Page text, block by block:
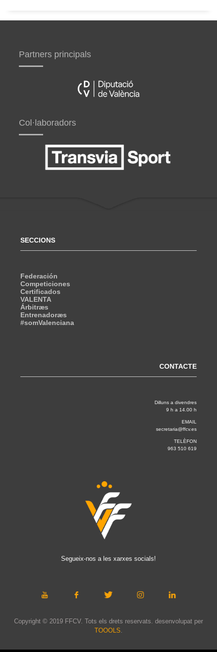
Partners principals
Col·laboradors
SECCIONS
Federación
Competiciones
Certificados
VALENTA
Árbitræs
Entrenadoræs
#somValenciana
CONTACTE
Dilluns a divendres
9 h a 14.00 h
EMAIL
secretaria@ffcv.es
TELÈFON
963 510 619
Segueix-nos a les xarxes socials!
Copyright © 2019 FFCV. Tots els drets reservats. desenvolupat per
TOOOLS.